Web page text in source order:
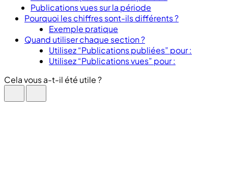
Publications vues sur la période
Pourquoi les chiffres sont-ils différents ?
Exemple pratique
Quand utiliser chaque section ?
Utilisez “Publications publiées” pour :
Utilisez “Publications vues” pour :
Cela vous a-t-il été utile ?